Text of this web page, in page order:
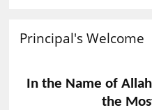
Principal's Welcome
In the Name of
the